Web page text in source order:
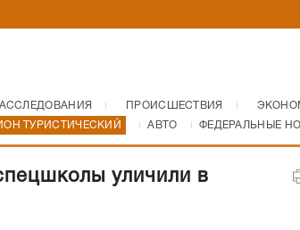
ПРОИСШЕСТВИЯ
ТУРИСТИЧЕСКИЙ АВТО ФЕДЕРАЛЬНЫЕ
уличили в